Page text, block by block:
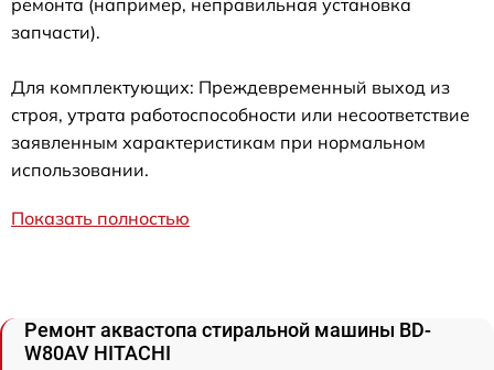
запчасти).
Для комплектующих: Преждевременный выход из
строя, утрата работоспособности или несоответствие
заявленным характеристикам при нормальном
использовании.
Показать полностью
Ремонт аквастопа стиральной машины BD-
W80AV HITACHI